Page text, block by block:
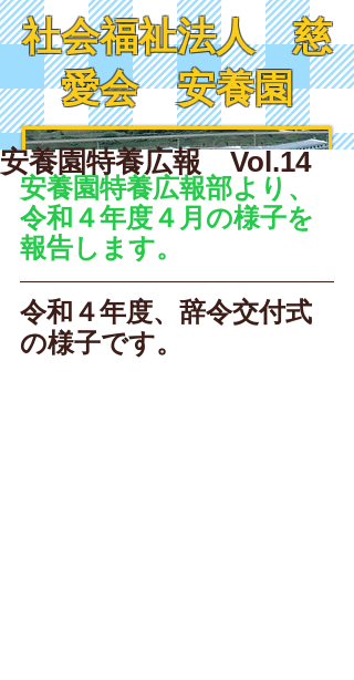
社会福祉法人 慈
愛会 安養園
安養園特養広報 Vol.14
安養園特養広報部より、
令和４年度４月の様子を
報告します。
令和４年度、辞令交付式
の様子です。